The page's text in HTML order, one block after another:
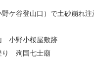
野ケ谷登山口）で土砂崩れ注
小野小桜屋敷跡
り 殉国七士廟